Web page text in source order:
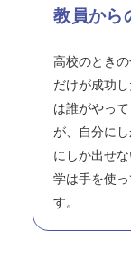
教員から
高校のとき
だけが成功
は誰がやっ
が、自分に
にしか出せ
学は手を使
す。